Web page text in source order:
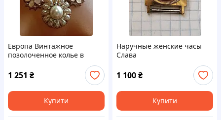
Европа Винтажное
позолоченное колье в
1 251 ₴
Купити
Наручные женские часы
Слава
1 100₴
Купити